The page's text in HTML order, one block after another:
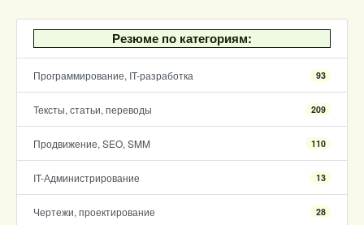
Резюме по категориям:
Программирование, IT-разработка 93
Тексты, статьи, переводы 209
Продвижение, SEO, SMM 110
IT-Администрирование 13
Чертежи, проектирование 28